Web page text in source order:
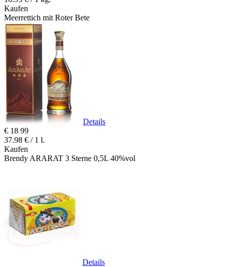
Kaufen
Meerrettich mit Roter Bete
Details
€ 18 99
37.98 € / 1 l.
Kaufen
Brendy ARARAT 3 Sterne 0,5L 40%vol
Details